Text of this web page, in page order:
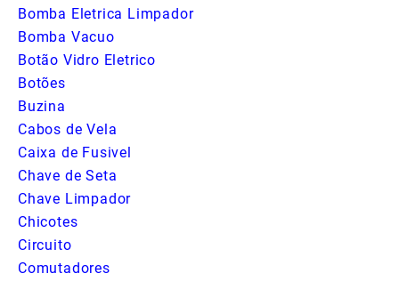
Bomba Eletrica Limpador
Bomba Vacuo
Botão Vidro Eletrico
Botões
Buzina
Cabos de Vela
Caixa de Fusivel
Chave de Seta
Chave Limpador
Chicotes
Circuito
Comutadores